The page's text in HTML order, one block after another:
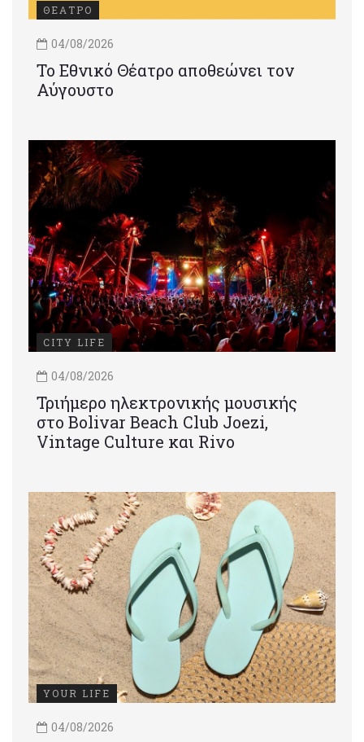
ΘΕΑΤΡΟ
04/08/2026
Το Εθνικό Θέατρο αποθεώνει τον
Αύγουστο
CITY LIFE
04/08/2026
Τριήμερο ηλεκτρονικής μουσικής
στο Bolivar Beach Club Joezi,
Vintage Culture και Rivo
YOUR LIFE
04/08/2026